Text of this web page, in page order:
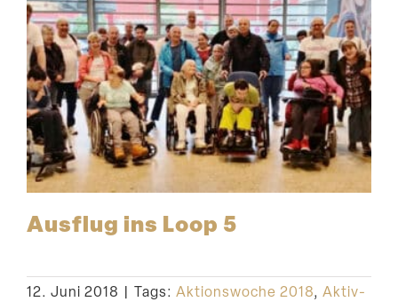
Ausflug ins Loop 5
12. Juni 2018 | Tags: Aktionswoche 2018, Aktiv-